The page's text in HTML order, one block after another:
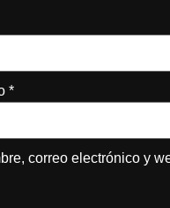
*
correo electrónico y